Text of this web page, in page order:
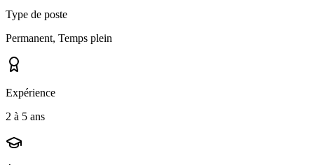
Type de poste
Permanent, Temps plein
Expérience
2 à 5 ans